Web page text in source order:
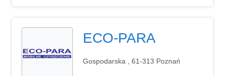
ECO-PARA
Gospodarska , 61-313 Poznań